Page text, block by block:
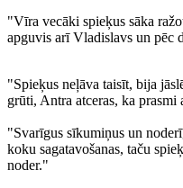
"Vīra vecāki spieķus sāka
apguvis arī Vladislavs un pēc
"Spieķus neļāva taisīt, bija
grūti, Antra atceras, ka
"Svarīgus sīkumiņus un
koku sagatavošanas, taču
noder."